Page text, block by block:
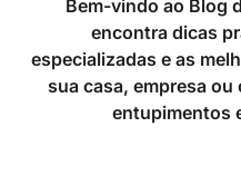
Bem-vindo ao Blog
encontra dicas
especializadas e as
sua casa, empresa
entupimentos